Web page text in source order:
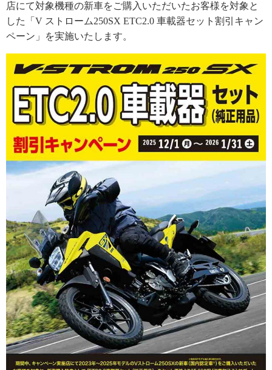
店にて対象機種の新車をご購入いただいたお客様を対象と
した「V ストローム250SX ETC2.0 車載器セット割引キャン
ペーン」を実施いたします。